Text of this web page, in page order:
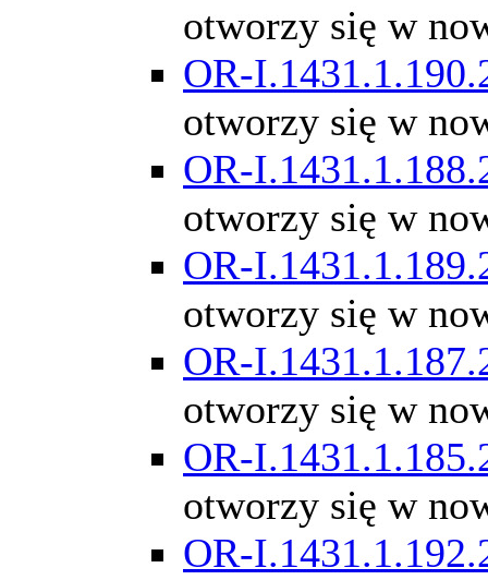
otworzy się w
OR-
otworzy się w
OR-
otworzy się w
OR-
otworzy się w
OR-
otworzy się w
OR-
otworzy się w
OR-